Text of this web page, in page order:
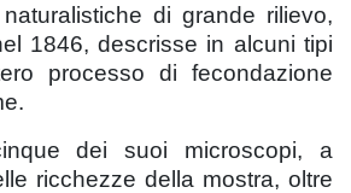
di grande rilievo,
1846, descrisse in alcuni tipi
processo di fecondazione
dei suoi microscopi, a
ricchezze della mostra, oltre